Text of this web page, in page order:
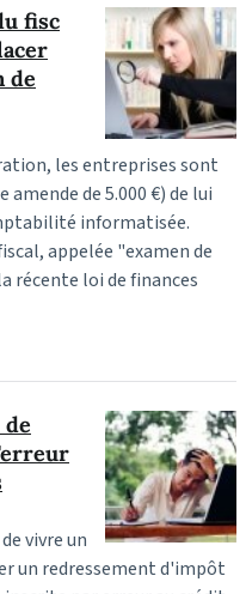
fisc
de
les entreprises sont
de 5.000 €) de lui
informatisée.
appelée "examen de
récente loi de finances
vivre un
un redressement d'impôt